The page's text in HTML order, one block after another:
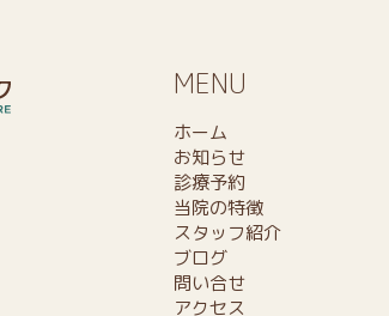
MENU
ホーム
お知らせ
診療予約
当院の特徴
スタッフ紹介
ブログ
問い合せ
アクセス